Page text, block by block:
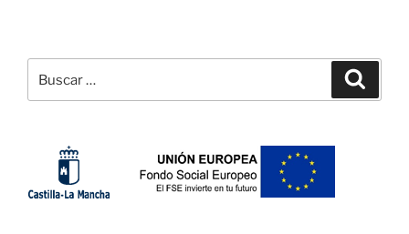
por: